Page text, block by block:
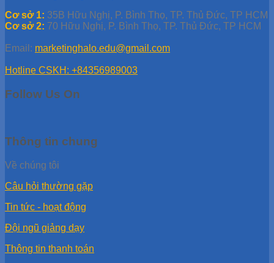
Cơ sở 1: 35B Hữu Nghị, P. Bình Thọ, TP. Thủ Đức, TP HCM
Cơ sở 2: 70 Hữu Nghị, P. Bình Thọ, TP. Thủ Đức, TP HCM
Email: marketinghalo.edu@gmail.com
Hotline CSKH: +84356989003
Follow Us On
Thông tin chung
Về chúng tôi
Câu hỏi thường gặp
Tin tức - hoạt động
Đội ngũ giảng dạy
Thông tin thanh toán